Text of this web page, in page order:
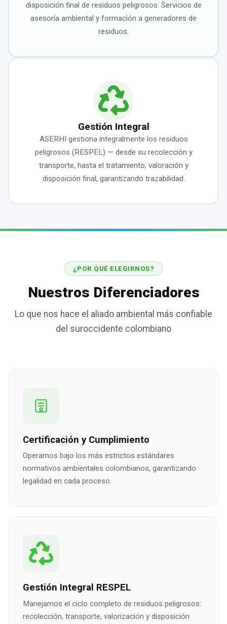
disposición final de residuos peligrosos. Servicios de
asesoría ambiental y formación a generadores de
residuos.
Gestión Integral
ASERHI gestiona integralmente los residuos
peligrosos (RESPEL) — desde su recolección y
transporte, hasta el tratamiento, valoración y
disposición final, garantizando trazabilidad.
¿POR QUÉ ELEGIRNOS?
Nuestros Diferenciadores
Lo que nos hace el aliado ambiental más confiable
del suroccidente colombiano
Certificación y Cumplimiento
Operamos bajo los más estrictos estándares
normativos ambientales colombianos, garantizando
legalidad en cada proceso.
Gestión Integral RESPEL
Manejamos el ciclo completo de residuos peligrosos:
recolección, transporte, valorización y disposición